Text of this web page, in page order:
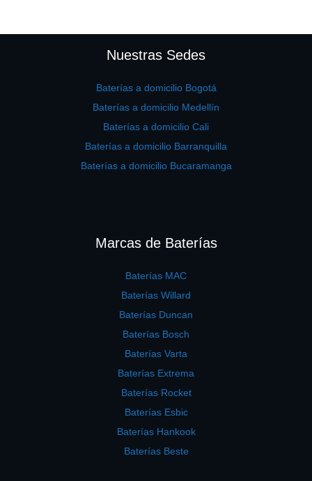
Nuestras Sedes
Baterías a domicilio Bogotá
Baterías a domicilio Medellín
Baterías a domicilio Cali
Baterías a domicilio Barranquilla
Baterías a domicilio Bucaramanga
Marcas de Baterías
Baterías MAC
Baterías Willard
Baterías Duncan
Baterías Bosch
Baterías Varta
Baterías Extrema
Baterías Rocket
Baterías Esbic
Baterías Hankook
Baterías Beste